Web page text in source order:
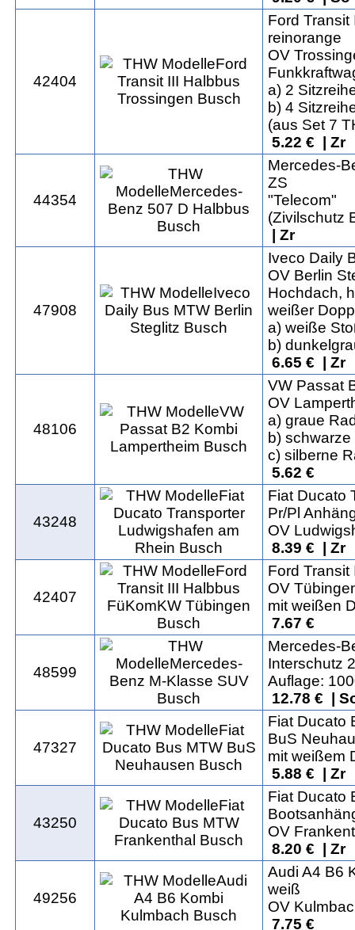
42404
Ford Transit
reinorange
OV
a) 2
b) 4
(aus Set 7
5.22 € | Zr
44354
Mercedes-
ZS
"Telecom"
(Zivilschutz
| Zr
47908
Iveco Daily
OV Berlin
Hochdach,
weißer
a) weiße
b)
6.65 € | Zr
48106
VW Passat
OV
a) graue
b)
c) silberne
5.62 €
43248
Fiat Ducato
Pr/Pl
OV
8.39 € | Zr
42407
Ford Transit
OV
mit weißen
7.67 €
48599
Mercedes-
Interschutz
Auflage:
12.78 € |
47327
Fiat Ducato
BuS
mit weißem
5.88 € | Zr
43250
Fiat Ducato
OV
8.20 € | Zr
49256
Audi A4 B6
weiß
OV
7.75 €